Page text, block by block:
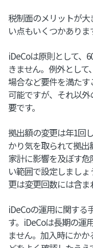
税制面のメリットが
い点もいくつかありま
iDeCoは原則として、
きません。例外とし
場合など要件を満た
可能ですが、それ以
要です。
拠出額の変更は年1回
かり気を取られて拠
家計に影響を及ぼす
い範囲で設定しまし
更は変更回数には含ま
iDeCoの運用に関する
す。iDeCoは長期の運
ません。加入時にか